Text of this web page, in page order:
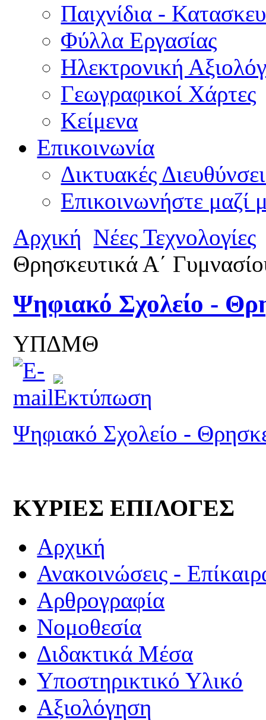
Παιχνίδια -
Φύλλα Εργασίας
Ηλεκτρονική
Γεωγραφικοί Χάρτες
Κείμενα
Επικοινωνία
Δικτυακές
Επικοινωνήστε μαζί
Αρχική Νέες Τεχνολογίες
Θρησκευτικά Α΄
Ψηφιακό Σχολείο -
ΥΠΔΜΘ
Ψηφιακό Σχολείο -
ΚΥΡΙΕΣ ΕΠΙΛΟΓΕΣ
Αρχική
Ανακοινώσεις -
Αρθρογραφία
Νομοθεσία
Διδακτικά Μέσα
Υποστηρικτικό Υλικό
Αξιολόγηση